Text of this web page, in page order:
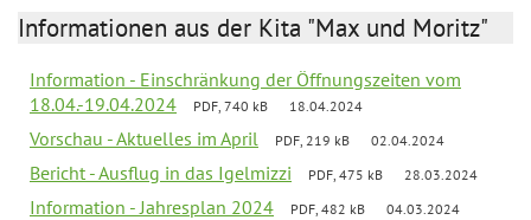
Informationen aus der Kita "Max und Moritz"
Information - Einschränkung der Öffnungszeiten vom
18.04.-19.04.2024
PDF, 740 kB 18.04.2024
Vorschau - Aktuelles im April PDF, 219 kB 02.04.2024
Bericht - Ausflug in das Igelmizzi PDF, 475 kB 28.03.2024
Information - Jahresplan 2024 PDF, 482 kB 04.03.2024